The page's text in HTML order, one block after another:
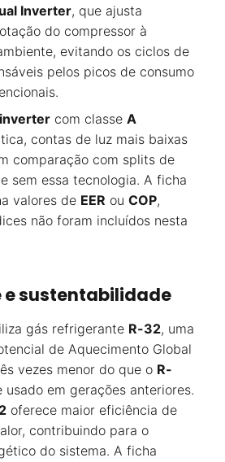
Inverter, que ajusta
do compressor à
evitando os ciclos de
pelos picos de consumo
inverter com classe A
contas de luz mais baixas
comparação com splits de
sem essa tecnologia. A ficha
valores de EER ou COP,
não foram incluídos nesta
e sustentabilidade
gás refrigerante R-32, uma
de Aquecimento Global
vezes menor do que o R-
usado em gerações anteriores.
oferece maior eficiência de
contribuindo para o
do sistema. A ficha